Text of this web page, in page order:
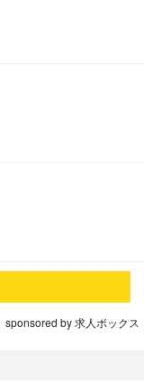
sponsored by 求人ボックス